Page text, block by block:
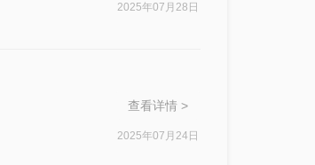
2025年07月28日
查看详情 >
2025年07月24日